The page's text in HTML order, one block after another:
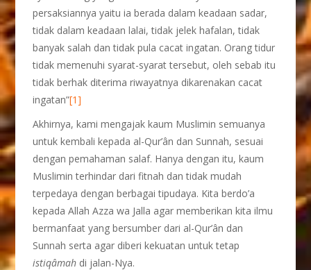
persaksiannya yaitu ia berada dalam keadaan sadar,
tidak dalam keadaan lalai, tidak jelek hafalan, tidak
banyak salah dan tidak pula cacat ingatan. Orang tidur
tidak memenuhi syarat-syarat tersebut, oleh sebab itu
tidak berhak diterima riwayatnya dikarenakan cacat
ingatan”[1]
Akhirnya, kami mengajak kaum Muslimin semuanya
untuk kembali kepada al-Qur’ân dan Sunnah, sesuai
dengan pemahaman salaf. Hanya dengan itu, kaum
Muslimin terhindar dari fitnah dan tidak mudah
terpedaya dengan berbagai tipudaya. Kita berdo’a
kepada Allah Azza wa Jalla agar memberikan kita ilmu
bermanfaat yang bersumber dari al-Qur’ân dan
Sunnah serta agar diberi kekuatan untuk tetap
istiqâmah di jalan-Nya.